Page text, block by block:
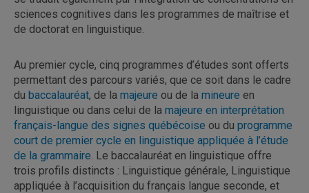
sciences cognitives dans les programmes de maîtrise et
de doctorat en linguistique.
Au premier cycle, cinq programmes d’études sont offerts
permettant des parcours variés, que ce soit dans le cadre
du baccalauréat, de la majeure ou de la mineure en
linguistique ou dans celui de la majeure en interprétation
français-langue des signes québécoise ou du programme
court de premier cycle en linguistique appliquée à l’étude
de la grammaire. Le baccalauréat en linguistique offre
trois profils distincts : Linguistique générale, Linguistique
appliquée à l’acquisition du français langue seconde, et